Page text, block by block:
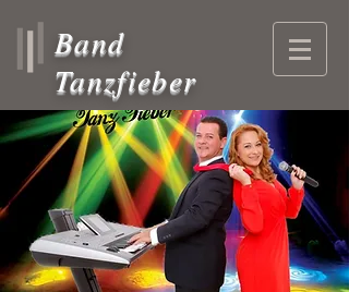
Band
Tanzfieber